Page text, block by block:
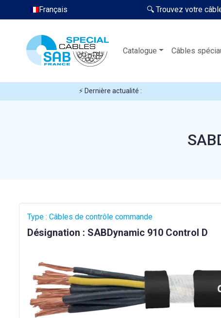
🔍 Trouvez votre
Français
Catalogue Câbles
⚡ Dernière actualité :
Type : Câbles de contrôle commande
Désignation : SABDynamic 910 Control D